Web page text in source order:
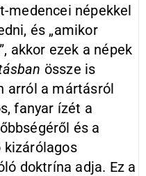
medencei népekkel
és „amikor
akkor ezek a népek
össze is
arról a mártásról
fanyar ízét a
és a
kizárólagos
doktrína adja. Ez a